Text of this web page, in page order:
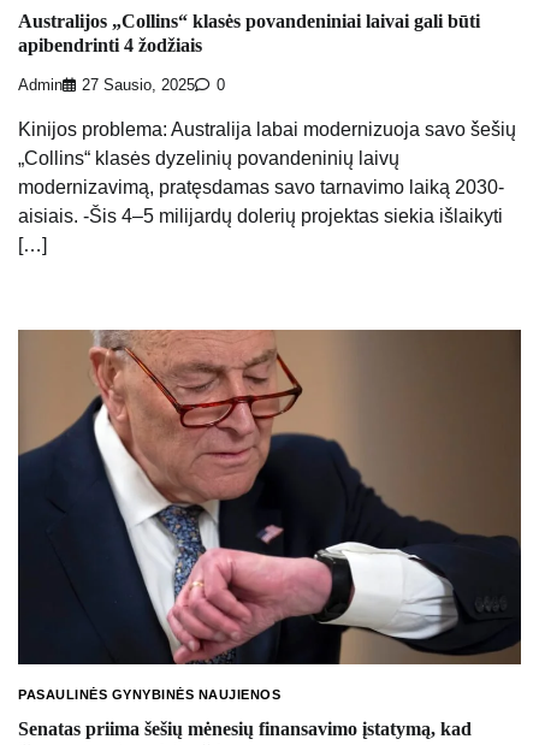
Australijos „Collins“ klasės povandeniniai laivai gali būti
apibendrinti 4 žodžiais
Admin 27 Sausio, 2025 0
Kinijos problema: Australija labai modernizuoja savo šešių
„Collins“ klasės dyzelinių povandeninių laivų
modernizavimą, pratęsdamas savo tarnavimo laiką 2030-
aisiais. -Šis 4–5 milijardų dolerių projektas siekia išlaikyti
[…]
PASAULINĖS GYNYBINĖS NAUJIENOS
Senatas priima šešių mėnesių finansavimo įstatymą, kad